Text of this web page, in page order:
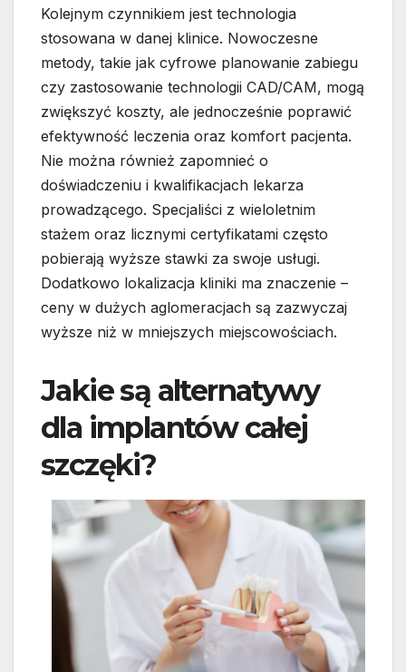
Kolejnym czynnikiem jest technologia
stosowana w danej klinice. Nowoczesne
metody, takie jak cyfrowe planowanie zabiegu
czy zastosowanie technologii CAD/CAM, mogą
zwiększyć koszty, ale jednocześnie poprawić
efektywność leczenia oraz komfort pacjenta.
Nie można również zapomnieć o
doświadczeniu i kwalifikacjach lekarza
prowadzącego. Specjaliści z wieloletnim
stażem oraz licznymi certyfikatami często
pobierają wyższe stawki za swoje usługi.
Dodatkowo lokalizacja kliniki ma znaczenie –
ceny w dużych aglomeracjach są zazwyczaj
wyższe niż w mniejszych miejscowościach.
Jakie są alternatywy
dla implantów całej
szczęki?